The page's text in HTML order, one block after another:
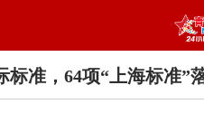
标准，64项“上海标准”